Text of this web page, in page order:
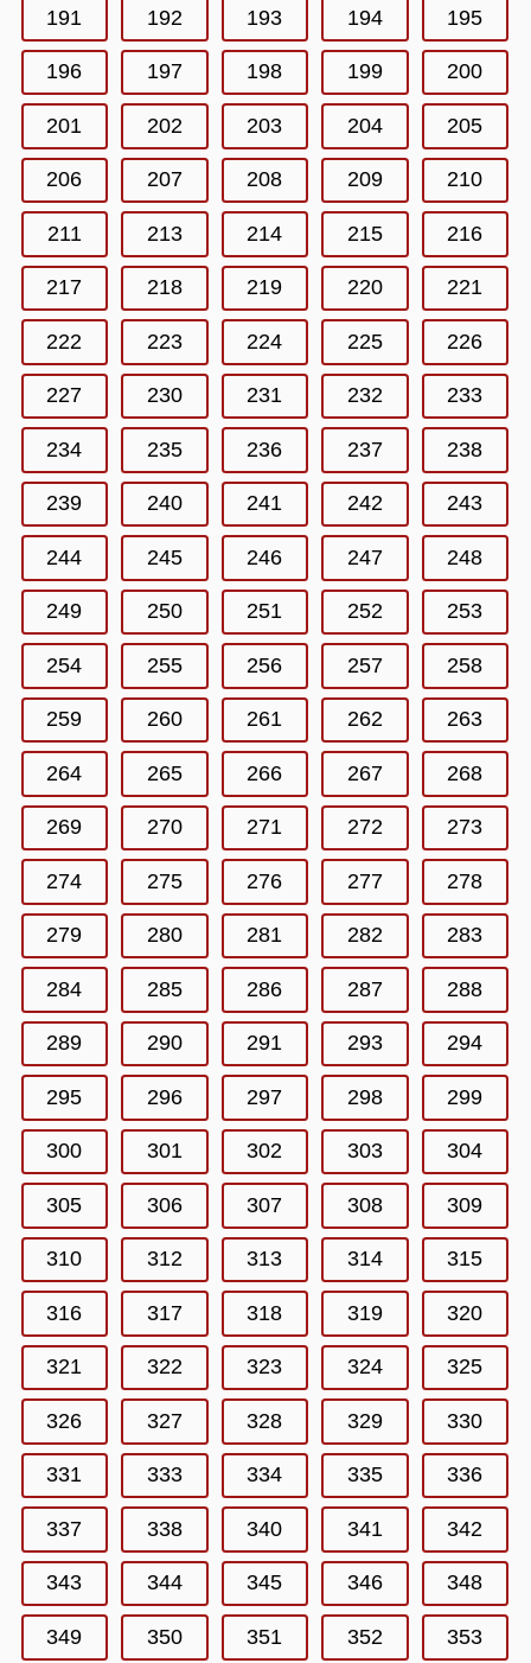
191 192 193 194 195
196 197 198 199 200
201 202 203 204 205
206 207 208 209 210
211 213 214 215 216
217 218 219 220 221
222 223 224 225 226
227 230 231 232 233
234 235 236 237 238
239 240 241 242 243
244 245 246 247 248
249 250 251 252 253
254 255 256 257 258
259 260 261 262 263
264 265 266 267 268
269 270 271 272 273
274 275 276 277 278
279 280 281 282 283
284 285 286 287 288
289 290 291 293 294
295 296 297 298 299
300 301 302 303 304
305 306 307 308 309
310 312 313 314 315
316 317 318 319 320
321 322 323 324 325
326 327 328 329 330
331 333 334 335 336
337 338 340 341 342
343 344 345 346 348
349 350 351 352 353